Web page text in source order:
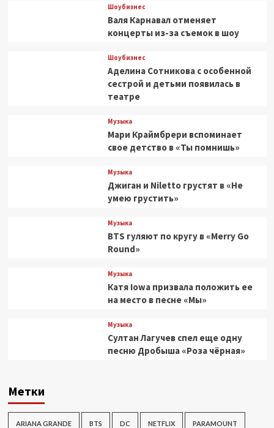
Шоубизнес
Валя Карнавал отменяет
концерты из-за съемок в шоу
Шоубизнес
Аделина Сотникова с особенной
сестрой и детьми появилась в
театре
Музыка
Мари Краймбрери вспоминает
свое детство в «Ты помнишь»
Музыка
Джиган и Niletto грустят в «Не
умею грустить»
Музыка
BTS гуляют по кругу в «Merry Go
Round»
Музыка
Катя Iowa призвала положить ее
на место в песне «Мы»
Музыка
Султан Лагучев спел еще одну
песню Дробыша «Роза чёрная»
Метки
ARIANA GRANDE BTS DC NETFLIX PARAMOUNT